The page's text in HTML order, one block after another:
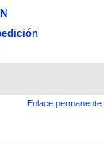
Enlace